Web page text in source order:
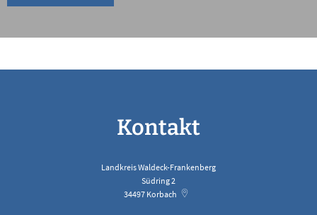
Kontakt
Landkreis Waldeck-Frankenberg
Südring 2
34497 Korbach